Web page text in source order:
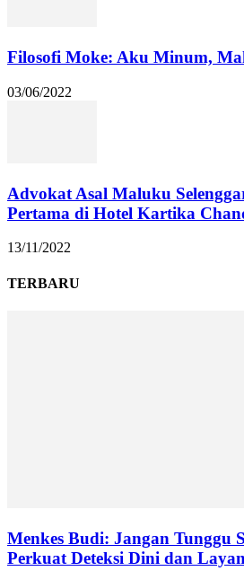
Filosofi Moke: Aku Minum,
03/06/2022
Advokat Asal Maluku
Pertama di Hotel Kartika
13/11/2022
TERBARU
Menkes Budi: Jangan Tunggu
Perkuat Deteksi Dini dan